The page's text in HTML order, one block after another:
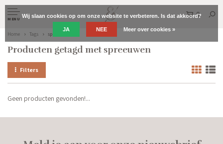
MENU
0
Home Tags spreeuwen
Producten getagd met spreeuwen
Filters
Geen producten gevonden!...
Wij slaan cookies op om onze website te verbeteren. Is dat akkoord?
JA NEE Meer over cookies »